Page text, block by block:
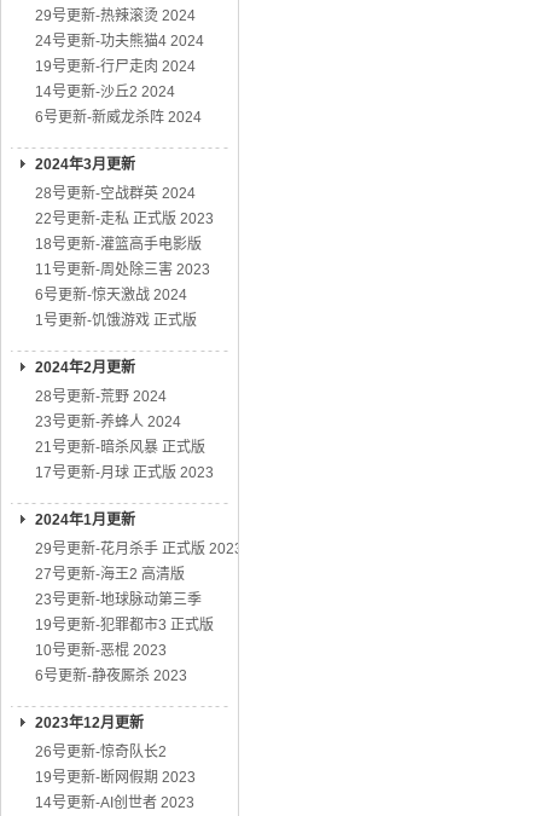
29号更新-热辣滚烫 2024
24号更新-功夫熊猫4 2024
19号更新-行尸走肉 2024
14号更新-沙丘2 2024
6号更新-新威龙杀阵 2024
2024年3月更新
28号更新-空战群英 2024
22号更新-走私 正式版 2023
18号更新-灌篮高手电影版
11号更新-周处除三害 2023
6号更新-惊天激战 2024
1号更新-饥饿游戏 正式版
2024年2月更新
28号更新-荒野 2024
23号更新-养蜂人 2024
21号更新-暗杀风暴 正式版
17号更新-月球 正式版 2023
2024年1月更新
29号更新-花月杀手 正式版 2023
27号更新-海王2 高清版
23号更新-地球脉动第三季
19号更新-犯罪都市3 正式版
10号更新-恶棍 2023
6号更新-静夜厮杀 2023
2023年12月更新
26号更新-惊奇队长2
19号更新-断网假期 2023
14号更新-AI创世者 2023